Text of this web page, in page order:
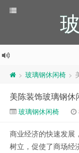
> 玻璃钢休闲椅 >
美陈装饰玻璃钢休
玻璃钢休闲椅
商业经济的快速发展
树立，促使了商场经